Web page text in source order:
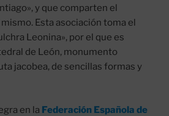
y que comparten el
Esta asociación toma el
Leonina», por el que es
de León, monumento
jacobea, de sencillas formas y
en la Federación Española de